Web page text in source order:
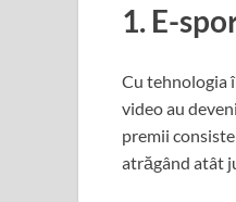
1. E-
Cu tehnologia
video au
premii
atrăgând atât